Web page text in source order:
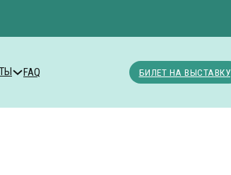
FAQ БИЛЕТ НА ВЫСТАВКУ